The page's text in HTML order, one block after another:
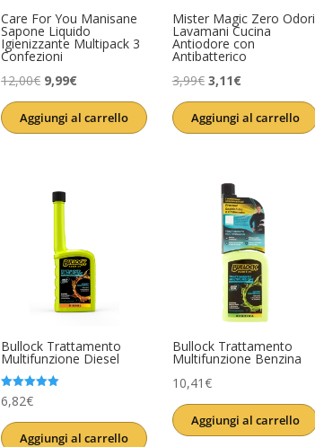
Care For You Manisane
Sapone Liquido
Igienizzante Multipack 3
Confezioni
12,00€ Il
prezzo
originale
9,99€Il
prezzo
attuale
Aggiungi al carrello
Mister Magic Zero Odori
Lavamani Cucina
Antiodore con
Antibatterico
3,99€ Il
prezzo
originale
3,11€Il
prezzo
attuale
Aggiungi al carrello
Bullock Trattamento
Multifunzione Diesel
Valutato
5.00
6,82€
Aggiungi al carrello
Bullock Trattamento
Multifunzione Benzina
10,41€
Aggiungi al carrello